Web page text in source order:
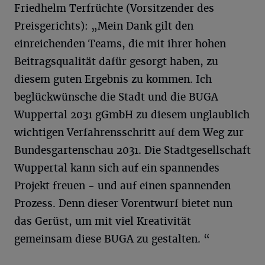
Friedhelm Terfrüchte (Vorsitzender des
Preisgerichts): „Mein Dank gilt den
einreichenden Teams, die mit ihrer hohen
Beitragsqualität dafür gesorgt haben, zu
diesem guten Ergebnis zu kommen. Ich
beglückwünsche die Stadt und die BUGA
Wuppertal 2031 gGmbH zu diesem unglaublich
wichtigen Verfahrensschritt auf dem Weg zur
Bundesgartenschau 2031. Die Stadtgesellschaft
Wuppertal kann sich auf ein spannendes
Projekt freuen - und auf einen spannenden
Prozess. Denn dieser Vorentwurf bietet nun
das Gerüst, um mit viel Kreativität
gemeinsam diese BUGA zu gestalten. “